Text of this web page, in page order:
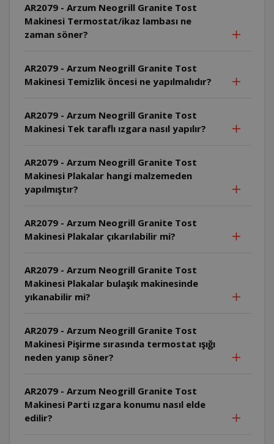
AR2079 - Arzum Neogrill Granite Tost
Makinesi Termostat/ikaz lambası ne
zaman söner?
AR2079 - Arzum Neogrill Granite Tost
Makinesi Temizlik öncesi ne yapılmalıdır?
AR2079 - Arzum Neogrill Granite Tost
Makinesi Tek taraflı ızgara nasıl yapılır?
AR2079 - Arzum Neogrill Granite Tost
Makinesi Plakalar hangi malzemeden
yapılmıştır?
AR2079 - Arzum Neogrill Granite Tost
Makinesi Plakalar çıkarılabilir mi?
AR2079 - Arzum Neogrill Granite Tost
Makinesi Plakalar bulaşık makinesinde
yıkanabilir mi?
AR2079 - Arzum Neogrill Granite Tost
Makinesi Pişirme sırasında termostat ışığı
neden yanıp söner?
AR2079 - Arzum Neogrill Granite Tost
Makinesi Parti ızgara konumu nasıl elde
edilir?